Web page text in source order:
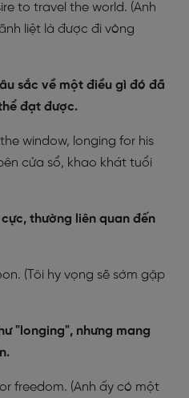
to travel the world. (Anh
liệt là được đi vòng
sắc về một điều gì đó đã
đạt được.
window, longing for his
cửa sổ, khao khát tuổi
thường liên quan đến
(Tôi hy vọng sẽ sớm gặp
"longing", nhưng mang
freedom. (Anh ấy có một